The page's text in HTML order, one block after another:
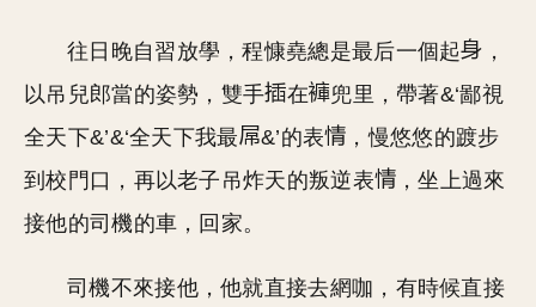
往日晚自習放學，程慷堯總是最后一個起
，
以吊兒郎當的姿勢，雙手
在
兜里，帶著&‘鄙視
全天下&’&‘全天下我最
&’的表
，慢悠悠的踱步
到校門口，再以老子吊炸天的叛逆表
，坐上過來
接他的司機的車，回家。
司機不來接他，他就直接去網咖，有時候直接